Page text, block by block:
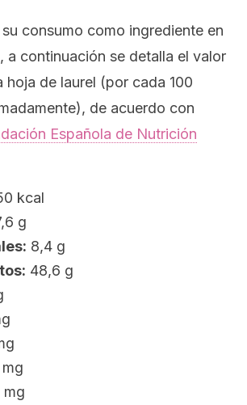
consumo como ingrediente en
a continuación se detalla el valor
hoja de laurel (por cada 100
de acuerdo con
Española de Nutrición
kcal
g
8,4 g
48,6 g
mg